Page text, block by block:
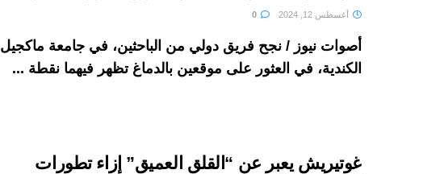
أغسطس 12, 2024
أصوات نيوز / نجح فريق دولي من الباحثين، في جامعة ماكجيل
الكندية، في العثور على موقعين بالدماغ تظهر فيهما نقطة ...
غوتيريش يعبر عن “القلق العميق” إزاء تطورات